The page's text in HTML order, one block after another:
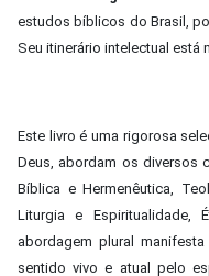
estudos bíblicos do Brasil,
Seu itinerário intelectual está
Este livro é uma rigorosa
Deus, abordam os diversos
Bíblica e Hermenêutica,
Liturgia e Espiritualidade,
abordagem plural
sentido vivo e atual pelo